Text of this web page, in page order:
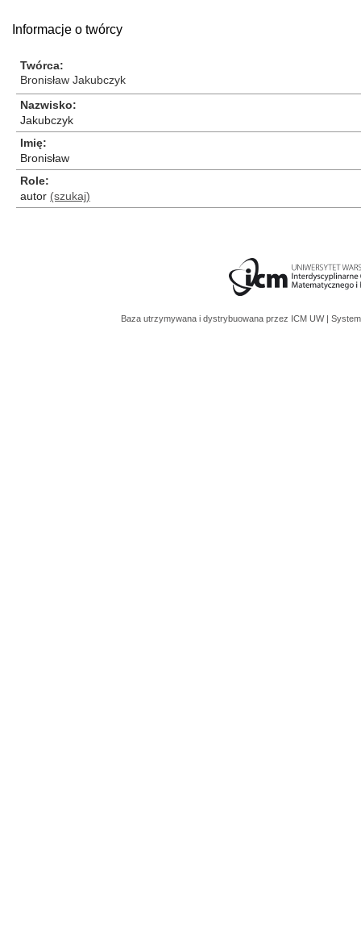
Informacje o twórcy
Twórca
Bronisław Jakubczyk
Nazwisko
Jakubczyk
Imię
Bronisław
Role
autor (szukaj)
Baza utrzymywana i dystrybuowana przez ICM UW |